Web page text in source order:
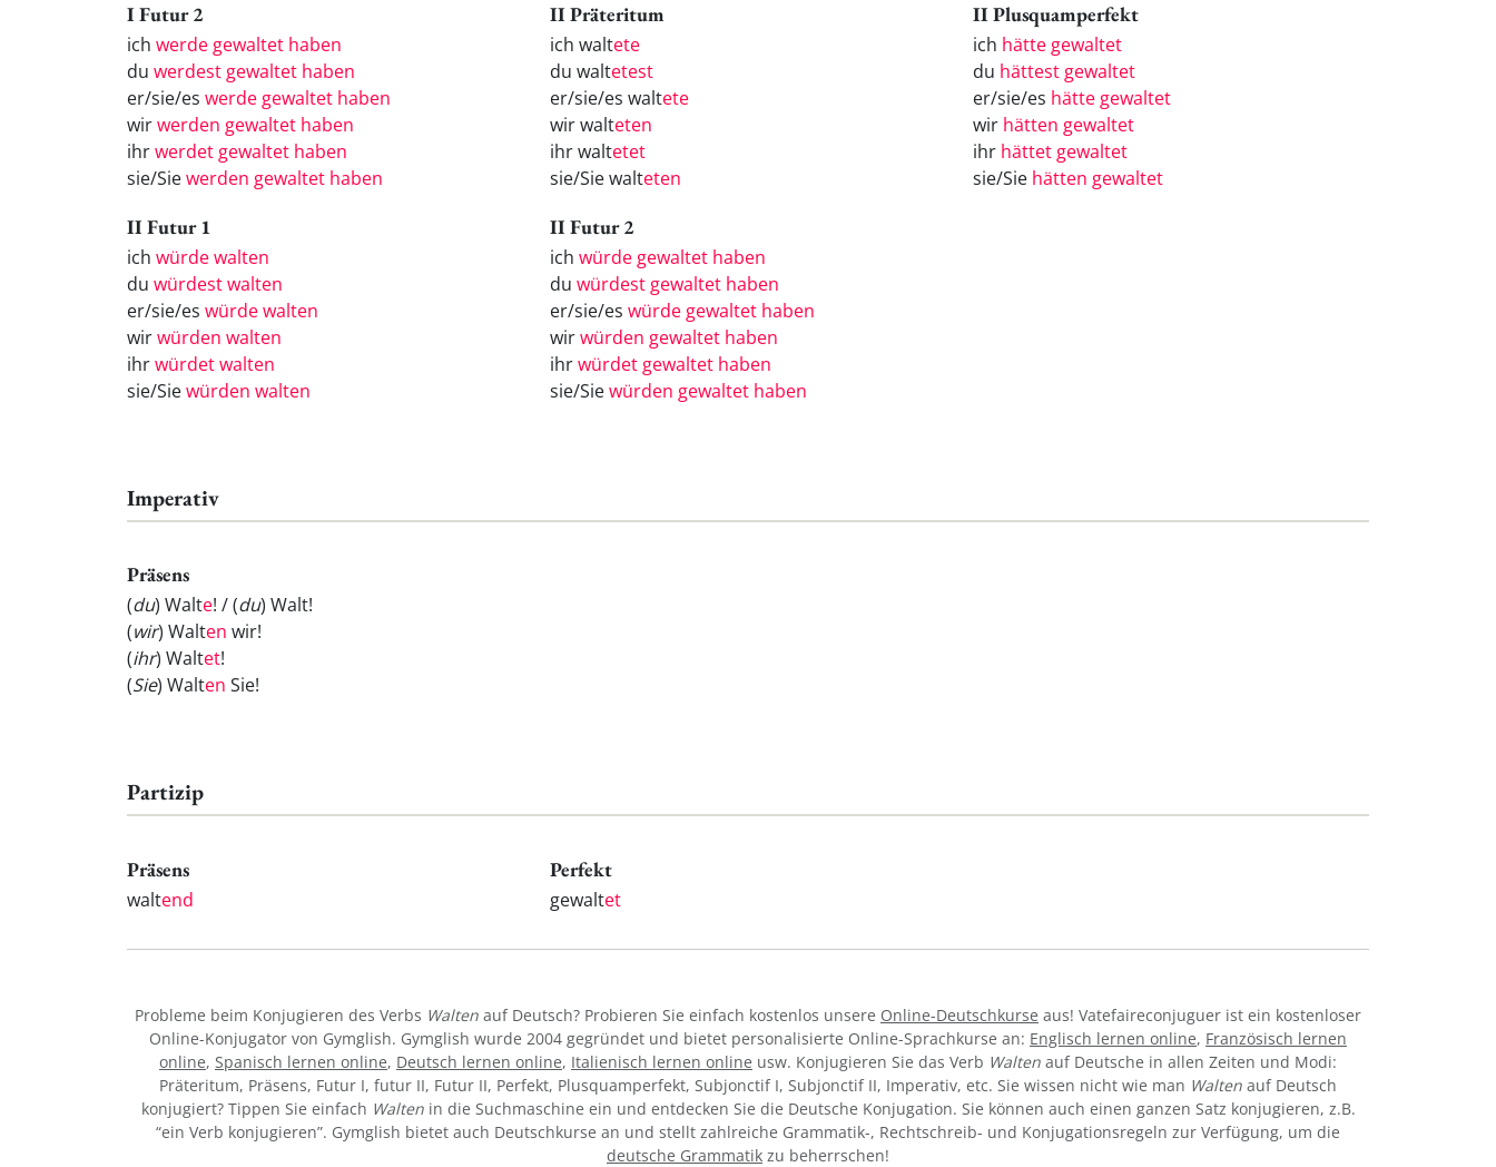
I Futur 2
ich werde gewaltet haben
du werdest gewaltet haben
er/sie/es werde gewaltet haben
wirwerden gewaltet haben
ihrwerdet gewaltet haben
sie/Siewerden gewaltet haben
II Präteritum
ich waltete
du waltetest
er/sie/es waltete
wir walteten
ihr waltetet
sie/Sie walteten
II Plusquamperfekt
ich hätte gewaltet
du hättest gewaltet
er/sie/es hätte gewaltet
wir hätten gewaltet
ihr hättet gewaltet
sie/Sie hätten gewaltet
II Futur 1
ich würde walten
du würdest walten
er/sie/es würde walten
wirwürden walten
ihrwürdet walten
sie/Siewürden walten
II Futur 2
ich würde gewaltet haben
du würdest gewaltet haben
er/sie/es würde gewaltet haben
wirwürden gewaltet haben
ihrwürdet gewaltet haben
sie/Siewürden gewaltet haben
Imperativ
Präsens
(du) Walte! / (du) Walt!
(wir) Walten wir!
(ihr) Waltet!
(Sie) Walten Sie!
Partizip
Präsens
waltend
Perfekt
gewaltet
Probleme beim Konjugieren des Verbs Walten auf Deutsch? Probieren Sie einfach kostenlos unsere Online-Deutschkurse aus! Vatefaireconjuguer ist ein kostenloser
Online-Konjugator von Gymglish. Gymglish wurde 2004 gegründet und bietet personalisierte Online-Sprachkurse an: Englisch lernen online, Französisch lernen
online, Spanisch lernen online, Deutsch lernen online, Italienisch lernen online usw. Konjugieren Sie das Verb Walten auf Deutsche in allen Zeiten und Modi:
Präteritum, Präsens, Futur I, futur II, Futur II, Perfekt, Plusquamperfekt, Subjonctif I, Subjonctif II, Imperativ, etc. Sie wissen nicht wie man Walten auf Deutsch
konjugiert? Tippen Sie einfach Waltenin die Suchmaschine ein und entdecken Sie die Deutsche Konjugation. Sie können auch einen ganzen Satz konjugieren, z.B.
“ein Verb konjugieren”. Gymglish bietet auch Deutschkurse an und stellt zahlreiche Grammatik-, Rechtschreib- und Konjugationsregeln zur Verfügung, um die
deutsche Grammatik zu beherrschen!